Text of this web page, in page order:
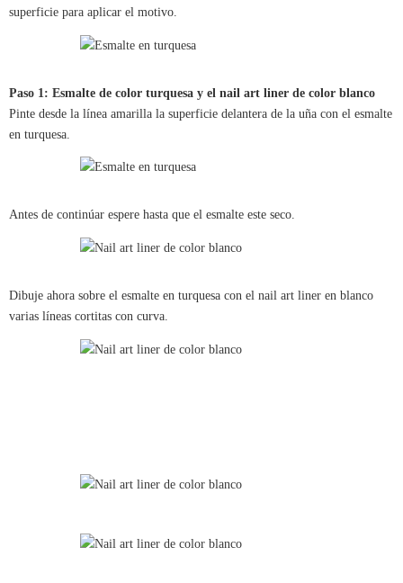
superficie para aplicar el motivo.
Paso 1: Esmalte de color turquesa y el nail art liner de color blanco
Pinte desde la línea amarilla la superficie delantera de la uña con el esmalte
en turquesa.
Antes de continúar espere hasta que el esmalte este seco.
Dibuje ahora sobre el esmalte en turquesa con el nail art liner en blanco
varias líneas cortitas con curva.